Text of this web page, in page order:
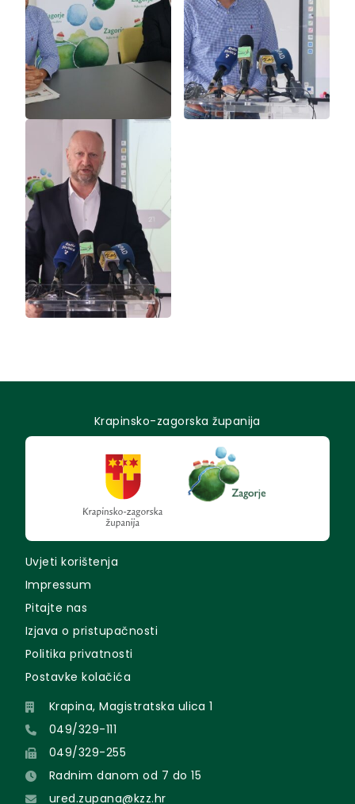
Krapinsko-zagorska županija
Uvjeti korištenja
Impressum
Pitajte nas
Izjava o pristupačnosti
Politika privatnosti
Postavke kolačića
Krapina, Magistratska ulica 1
049/329-111
049/329-255
Radnim danom od 7 do 15
ured.zupana@kzz.hr